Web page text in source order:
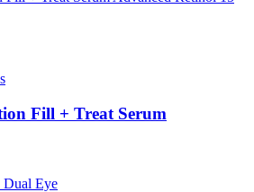
Fill + Treat Serum